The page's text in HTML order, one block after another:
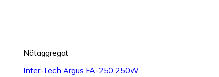
Nätaggregat
Inter-Tech Argus FA-250 250W